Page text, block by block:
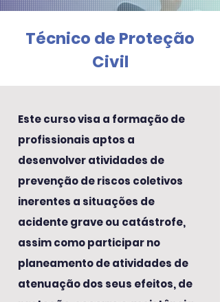
Técnico de Proteção
Civil
Este curso visa a formação de
profissionais aptos a
desenvolver atividades de
prevenção de riscos coletivos
inerentes a situações de
acidente grave ou catástrofe,
assim como participar no
planeamento de atividades de
atenuação dos seus efeitos, de